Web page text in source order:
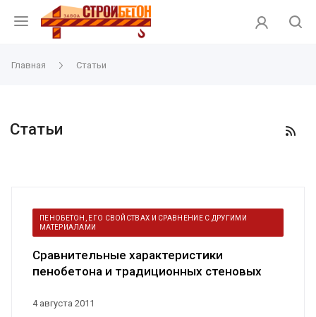
Главная Статьи
Статьи
4 августа 2011
ПЕНОБЕТОН, ЕГО СВОЙСТВАХ И СРАВНЕНИЕ С ДРУГИМИ
МАТЕРИАЛАМИ
Сравнительные характеристики
пенобетона и традиционных стеновых